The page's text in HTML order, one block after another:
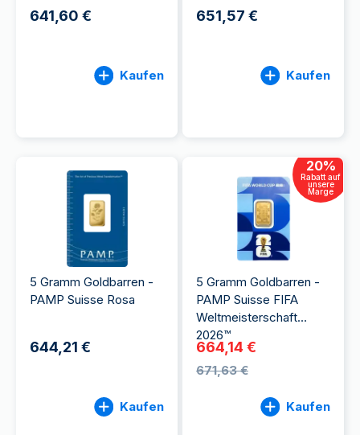
641,60 €
Kaufen
651,57 €
Kaufen
5 Gramm Goldbarren -
PAMP Suisse Rosa
644,21 €
Kaufen
20%
Rabatt auf
unsere
Marge
5 Gramm Goldbarren -
PAMP Suisse FIFA
Weltmeisterschaft
2026™
664,14 €
671,63 €
Kaufen